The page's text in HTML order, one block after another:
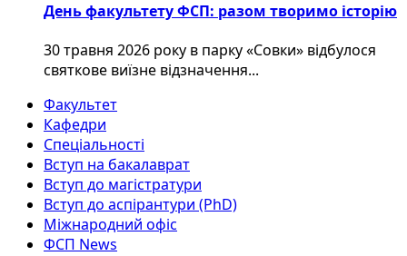
День факультету ФСП: разом творимо історію
30 травня 2026 року в парку «Совки» відбулося
святкове виїзне відзначення...
Факультет
Кафедри
Спеціальності
Вступ на бакалаврат
Вступ до магістратури
Вступ до аспірантури (PhD)
Міжнародний офіс
ФСП News